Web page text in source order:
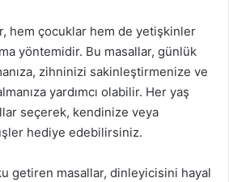
hem çocuklar hem de yetişkinler
yöntemidir. Bu masallar, günlük
zihninizi sakinleştirmenize ve
yardımcı olabilir. Her yaş
seçerek, kendinize veya
hediye edebilirsiniz.
getiren masallar, dinleyicisini hayal